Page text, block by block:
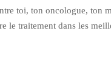
toi, ton oncologue, ton
le traitement dans les